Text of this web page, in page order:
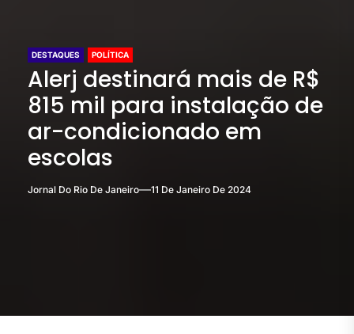
DESTAQUES POLÍTICA
Alerj destinará mais de R$
815 mil para instalação de
ar-condicionado em
escolas
Jornal Do Rio De Janeiro 11 De Janeiro De 2024